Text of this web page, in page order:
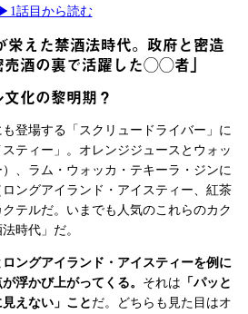
▶︎1話目から読む
えた禁酒法時代。政府と密造
酒の裏で活躍した◯◯者」
文化の黎明期？
登場する「スクリュードライバー」に
スティー」。オレンジジュースとウォッ
、ラム・ウォッカ・テキーラ・ジンに
ングアイランド・アイスティー、紅茶
テルだ。いまでも人気のこれらのカク
時代」だ。
ングアイランド・アイスティーを例に
浮かび上がってくる。 それは 「パッと
えない」ことだ。どちらも見た目はオ